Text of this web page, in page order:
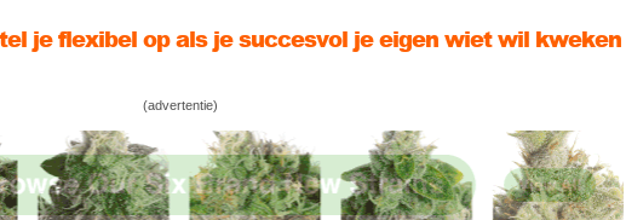
wat is de beste pot voor wietplanten?
Kijk: een knetterstonede time lapse van Strawberry Cough
(advertentie)